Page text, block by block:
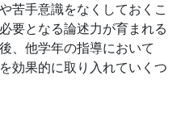
苦手意識をなくしておくこ
要となる論述力が育まれる
、他学年の指導において
効果的に取り入れていくつ